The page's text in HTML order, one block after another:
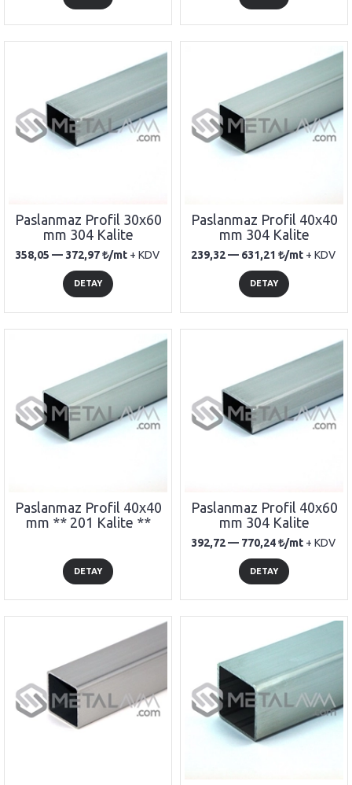
Paslanmaz Profil 30x60
mm 304 Kalite
358,05 — 372,97 /mt + KDV
DETAY
Paslanmaz Profil 40x40
mm 304 Kalite
239,32 — 631,21 /mt + KDV
DETAY
Paslanmaz Profil 40x40
mm ** 201 Kalite **
DETAY
Paslanmaz Profil 40x60
mm 304 Kalite
392,72 — 770,24 /mt + KDV
DETAY